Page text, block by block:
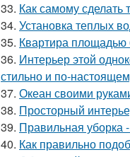
33. Как самому сделать
34. Установка теплых
35. Квартира площадью
36. Интерьер этой
стильно и по-
37. Океан своими
38. Просторный
39. Правильная уборка
40. Как правильно